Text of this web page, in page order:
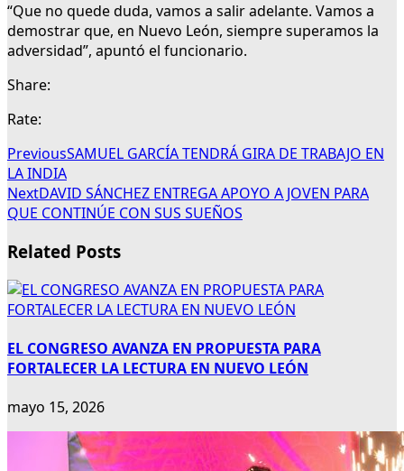
“Que no quede duda, vamos a salir adelante. Vamos a
demostrar que, en Nuevo León, siempre superamos la
adversidad”, apuntó el funcionario.
Share:
Rate:
PreviousSAMUEL GARCÍA TENDRÁ GIRA DE TRABAJO EN
LA INDIA
NextDAVID SÁNCHEZ ENTREGA APOYO A JOVEN PARA
QUE CONTINÚE CON SUS SUEÑOS
Related Posts
EL CONGRESO AVANZA EN PROPUESTA PARA
FORTALECER LA LECTURA EN NUEVO LEÓN
mayo 15, 2026